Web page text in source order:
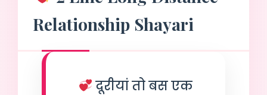
Relationship Shayari
दूरीयां तो बस एक